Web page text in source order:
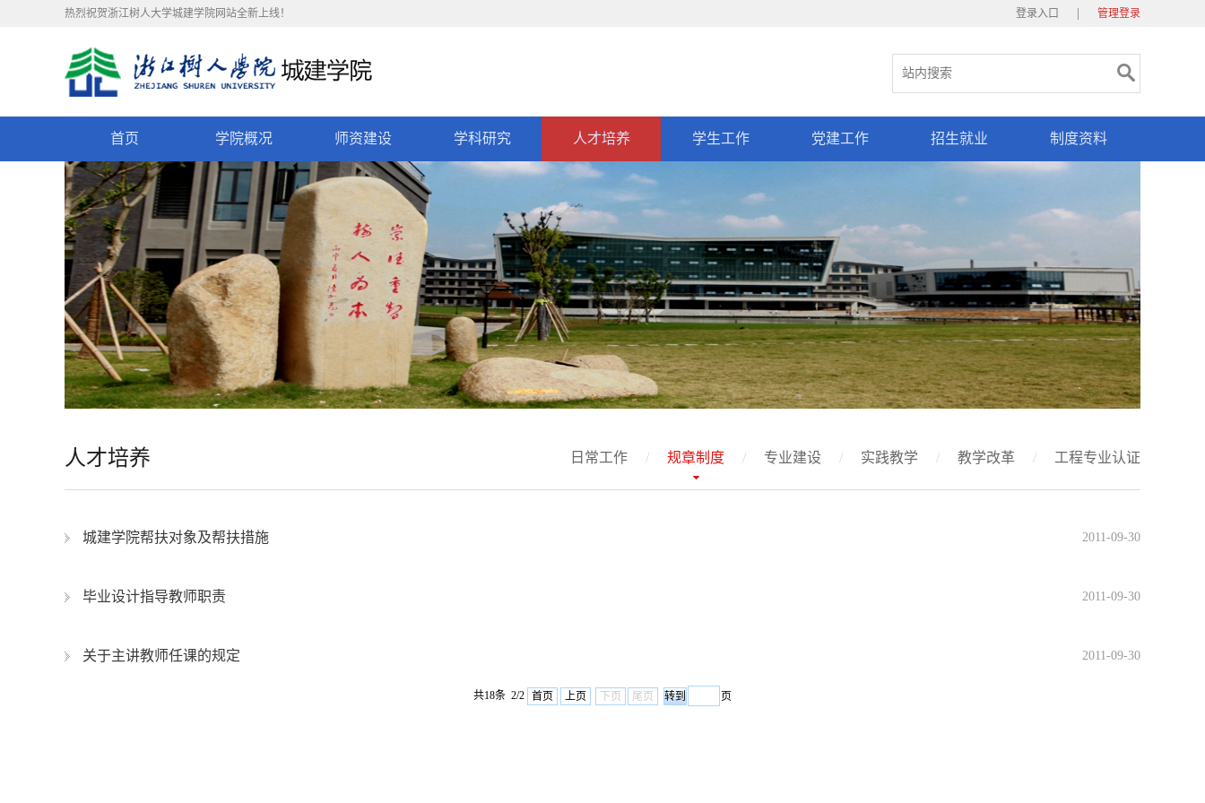
热烈祝贺浙江树人大学城建学院网站全新上线！ 登录入口 管理登录
首页 学院概况 师资建设 学科研究 人才培养 学生工作 党建工作 招生就业 制度资料
人才培养 日常工作 / 规章制度 / 专业建设 / 实践教学 / 教学改革 / 工程专业认证
2011-09-30
城建学院帮扶对象及帮扶措施
2011-09-30
毕业设计指导教师职责
2011-09-30
关于主讲教师任课的规定
共18条 2/2 首页 上页 下页 尾页 页